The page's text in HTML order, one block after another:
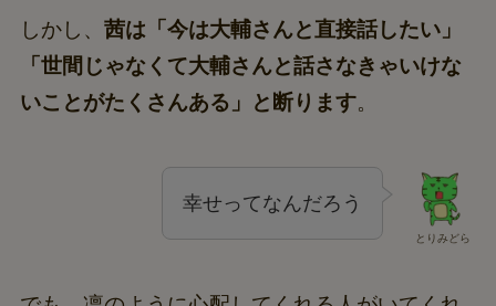
しかし、 茜は「今は大輔さんと直接話したい」
「世間じゃなくて大輔さんと話さなきゃいけな
いことがたくさんある」と断ります。
とりみどら
幸せってなんだろう